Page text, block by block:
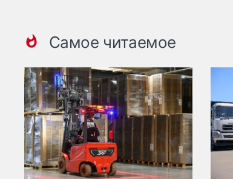
Самое читаемое